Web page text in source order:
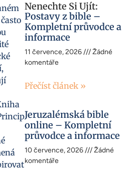
Nenechte Si Ujít:
Postavy z bible –
Kompletní průvodce a
informace
11 července, 2026
Žádné
komentáře
Přečíst článek »
Jeruzalémská bible
online – Kompletní
průvodce a informace
10 července, 2026
Žádné
komentáře